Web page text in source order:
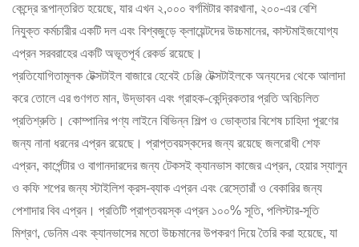
কেন্দ্রে রূপান্তরিত হয়েছে, যার এখন ২,০০০ বর্গমিটার কারখানা, ২০০-এর বেশি
নিযুক্ত কর্মচারীর একটি দল এবং বিশ্বজুড়ে ক্লায়েন্টদের উচ্চমানের, কাস্টমাইজযোগ্য
এপ্রন সরবরাহের একটি অভূতপূর্ব রেকর্ড রয়েছে।
প্রতিযোগিতামূলক টেক্সটাইল বাজারে হেবেই চেঞ্জি টেক্সটাইলকে অন্যদের থেকে আলাদা
করে তোলে এর গুণগত মান, উদ্ভাবন এবং গ্রাহক-কেন্দ্রিকতার প্রতি অবিচলিত
প্রতিশ্রুতি। কোম্পানির পণ্য লাইনে বিভিন্ন শিল্প ও ভোক্তার বিশেষ চাহিদা পূরণের
জন্য নানা ধরনের এপ্রন রয়েছে। প্রাপ্তবয়স্কদের জন্য রয়েছে জলরোধী শেফ
এপ্রন, কার্পেন্টার ও বাগানদারদের জন্য টেকসই ক্যানভাস কাজের এপ্রন, হেয়ার স্যালুন
ও কফি শপের জন্য স্টাইলিশ ক্রস-ব্যাক এপ্রন এবং রেস্তোরাঁ ও বেকারির জন্য
পেশাদার বিব এপ্রন। প্রতিটি প্রাপ্তবয়স্ক এপ্রন ১০০% সূতি, পলিস্টার-সূতি
মিশ্রণ, ডেনিম এবং ক্যানভাসের মতো উচ্চমানের উপকরণ দিয়ে তৈরি করা হয়েছে, যা